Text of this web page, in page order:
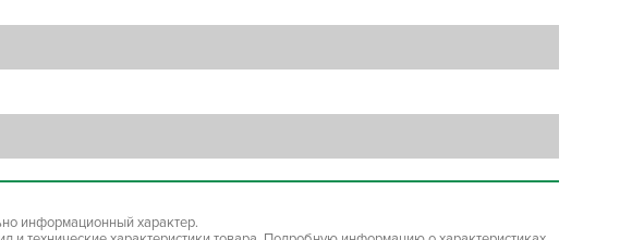
информационный характер.